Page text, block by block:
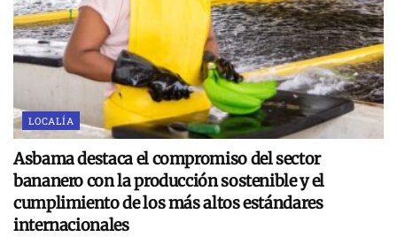
LOCALÍA
Asbama destaca el compromiso del sector
bananero con la producción sostenible y el
cumplimiento de los más altos estándares
internacionales